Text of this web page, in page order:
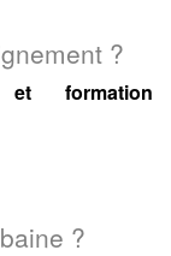
?
et formation
?